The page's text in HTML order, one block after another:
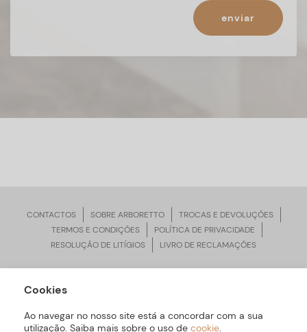
enviar
CONTACTOS SOBRE ARBORETTO
TROCAS E DEVOLUÇÕES
TERMOS E CONDIÇÕES
POLÍTICA DE PRIVACIDADE
RESOLUÇÃO DE LITÍGIOS
LIVRO DE RECLAMAÇÕES
ARBORETTO © Todos os Direitos Reservados | Desenvolvido por
Cookies
Ao navegar no nosso site está a concordar com a sua
utilização. Saiba mais sobre o uso de cookie.